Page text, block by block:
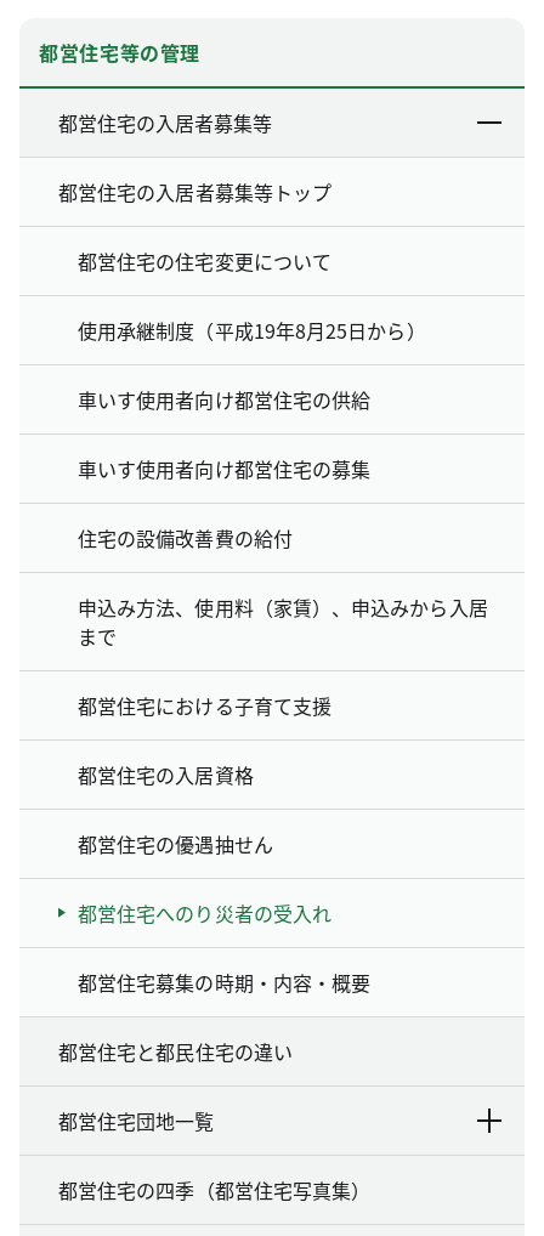
都営住宅等の管理
都営住宅の入居者募集等
都営住宅の入居者募集等トップ
都営住宅の住宅変更について
使用承継制度（平成19年8月25日から）
車いす使用者向け都営住宅の供給
車いす使用者向け都営住宅の募集
住宅の設備改善費の給付
申込み方法、使用料（家賃）、申込みから入居
まで
都営住宅における子育て支援
都営住宅の入居資格
都営住宅の優遇抽せん
都営住宅へのり災者の受入れ
都営住宅募集の時期・内容・概要
都営住宅と都民住宅の違い
都営住宅団地一覧
都営住宅の四季（都営住宅写真集）